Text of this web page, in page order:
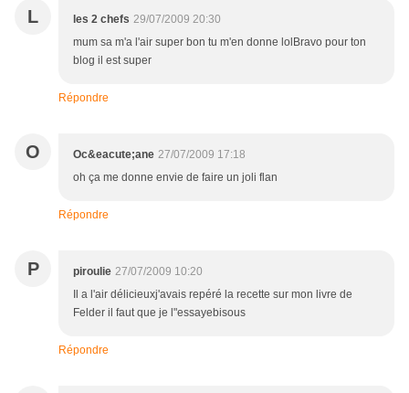
L les 2 chefs 29/07/2009 20:30
mum sa m'a l'air super bon tu m'en donne lolBravo pour ton
blog il est super
Répondre
O Oc&eacute;ane 27/07/2009 17:18
oh ça me donne envie de faire un joli flan
Répondre
P piroulie 27/07/2009 10:20
Il a l'air délicieuxj'avais repéré la recette sur mon livre de
Felder il faut que je l"essayebisous
Répondre